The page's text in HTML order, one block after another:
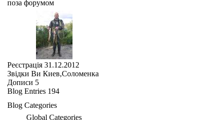
Реєстрація 31.12.2012
Звідки Ви Киев,Соломенка
Дописи 5
Blog Entries 194
Blog Categories
Global Categories